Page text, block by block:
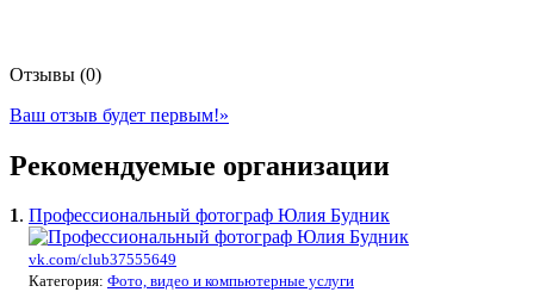
Отзывы (0)
Ваш отзыв будет первым!»
Рекомендуемые организации
1. Профессиональный фотограф Юлия Будник
vk.com/club37555649
Категория: Фото, видео и компьютерные услуги